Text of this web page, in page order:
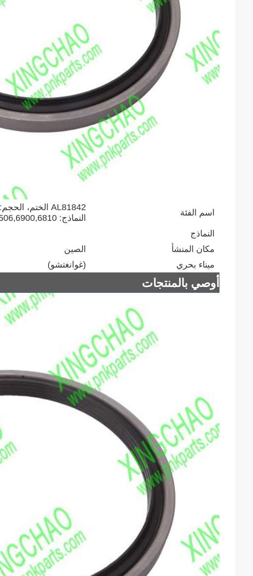
اسم الفئة
النماذج: 6140J،6505,6205,6515,6215,6506,6900,6810
النماذج
مكان المنشأ
الصين
ميناء بحري
(غوانغتشو)
أوصي بالمنتجات